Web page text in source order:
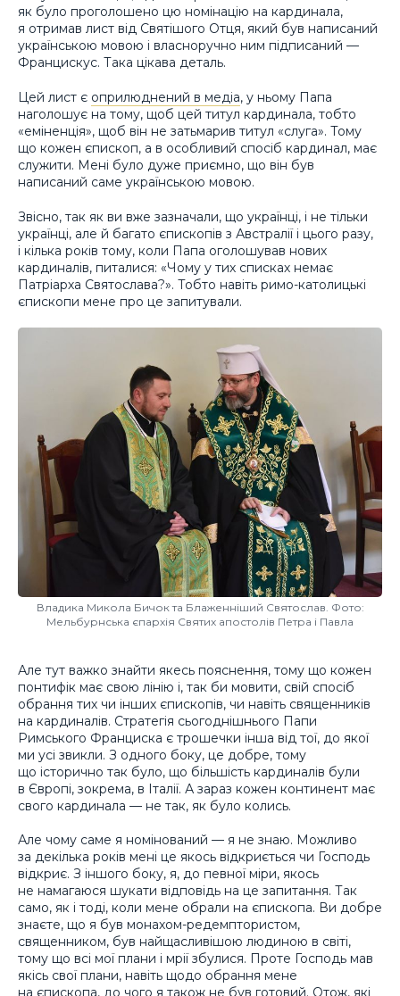
як було проголошено цю номінацію на кардинала,
я отримав лист від Святішого Отця, який був написаний
українською мовою і власноручно ним підписаний —
Францискус. Така цікава деталь.
Цей лист є оприлюднений в медіа, у ньому Папа
наголошує на тому, щоб цей титул кардинала, тобто
«еміненція», щоб він не затьмарив титул «слуга». Тому
що кожен єпископ, а в особливий спосіб кардинал, має
служити. Мені було дуже приємно, що він був
написаний саме українською мовою.
Звісно, так як ви вже зазначали, що українці, і не тільки
українці, але й багато єпископів з Австралії і цього разу,
і кілька років тому, коли Папа оголошував нових
кардиналів, питалися: «Чому у тих списках немає
Патріарха Святослава?». Тобто навіть римо-католицькі
єпископи мене про це запитували.
Владика Микола Бичок та Блаженніший Святослав. Фото:
Мельбурнська єпархія Святих апостолів Петра і Павла
Але тут важко знайти якесь пояснення, тому що кожен
понтифік має свою лінію і, так би мовити, свій спосіб
обрання тих чи інших єпископів, чи навіть священників
на кардиналів. Стратегія сьогоднішнього Папи
Римського Франциска є трошечки інша від тої, до якої
ми усі звикли. З одного боку, це добре, тому
що історично так було, що більшість кардиналів були
в Європі, зокрема, в Італії. А зараз кожен континент має
свого кардинала — не так, як було колись.
Але чому саме я номінований — я не знаю. Можливо
за декілька років мені це якось відкриється чи Господь
відкриє. З іншого боку, я, до певної міри, якось
не намагаюся шукати відповідь на це запитання. Так
само, як і тоді, коли мене обрали на єпископа. Ви добре
знаєте, що я був монахом-редемптористом,
священником, був найщасливішою людиною в світі,
тому що всі мої плани і мрії збулися. Проте Господь мав
якісь свої плани, навіть щодо обрання мене
на єпископа, до чого я також не був готовий. Отож, які